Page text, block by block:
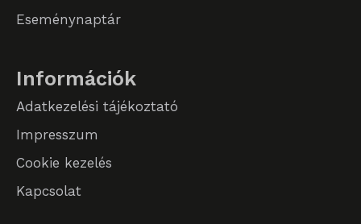
Eseménynaptár
Információk
Adatkezelési tájékoztató
Impresszum
Cookie kezelés
Kapcsolat